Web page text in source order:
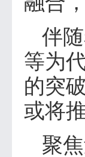
伴
等为
的突
或将
聚